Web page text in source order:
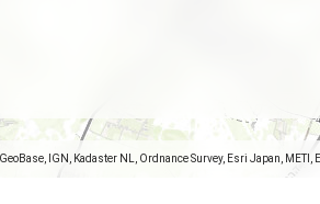
IGN, Kadaster NL, Ordnance Survey, Esri Japan,